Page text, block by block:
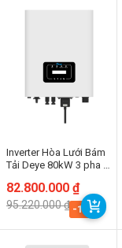
Inverter Hòa Lưới Bám
Tải Deye 80kW 3 pha |
95.220.000₫
Giá
gốc
là:
95.220.000 ₫.
82.800.000 ₫
Giá
hiện
tại
82.800.000 ₫.
-13%